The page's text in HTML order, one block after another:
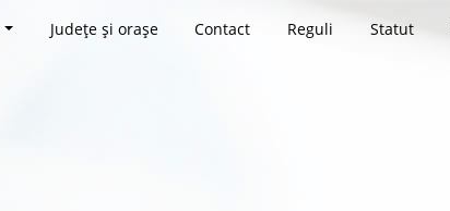
Județe și orașe Contact Reguli Statut